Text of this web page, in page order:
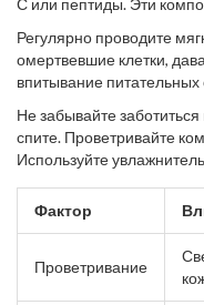
С или пептиды. Эти
Однако будьте
чтобы не вызвать
увеличивая дозу по мере
средства в свой уход на
Регулярно проводите
омертвевшие клетки,
впитывание питательных
полируют поверхность
Маска раз в неделю -
подпитать кожу,
нужд.
Не забывайте
спите. Проветривайте
Используйте
только более
факторы, несмотря на
способствуют
Фактор
Проветривание